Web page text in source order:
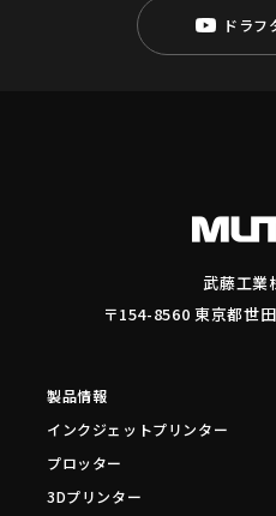
ドラフ
武藤工業
〒154-8560 東京都世
製品情報
インクジェットプリンター
プロッター
3Dプリンター